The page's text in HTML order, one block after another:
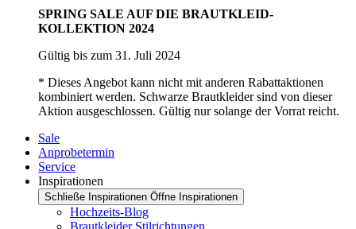
SPRING SALE AUF DIE BRAUTKLEID-
KOLLEKTION 2024
Gültig bis zum 31. Juli 2024
* Dieses Angebot kann nicht mit anderen Rabattaktionen
kombiniert werden. Schwarze Brautkleider sind von dieser
Aktion ausgeschlossen. Gültig nur solange der Vorrat reicht.
Sale
Anprobetermin
Service
Inspirationen
Schließe Inspirationen Öffne Inspirationen
Hochzeits-Blog
Brautkleider Stilrichtungen